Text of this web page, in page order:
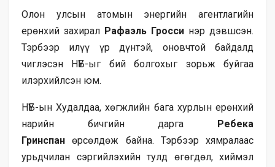
Олон улсын атомын энергийн агентлагийн
ерөнхий захирал Рафаэль Гросси нэр дэвшсэн.
Тэрбээр илүү үр дүнтэй, оновчтой байдалд
чиглэсэн НҮБ-ыг бий болгохыг зорьж буйгаа
илэрхийлсэн юм.
НҮБ-ын Худалдаа, хөгжлийн бага хурлын ерөнхий
нарийн бичгийн дарга
Ребека
Гринспан өрсөлдөж байна. Тэрбээр хямралаас
урьдчилан сэргийлэхийн тулд өгөгдөл, хиймэл